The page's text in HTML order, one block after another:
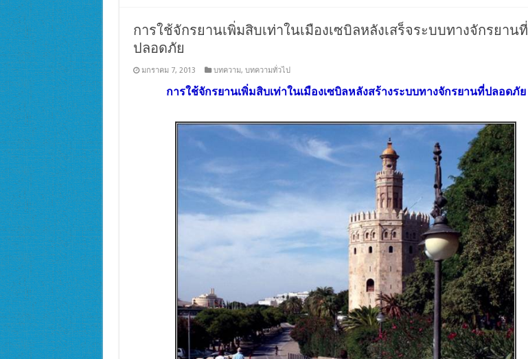
การใช้จักรยานเพิ่มสิบเท่าในเมืองเซบิลหลังเสร็จระบบทางจักรยานที่
ปลอดภัย
มกราคม 7, 2013 บทความ, บทความทั่วไป
การใช้จักรยานเพิ่มสิบเท่าในเมืองเซบิลหลังสร้างระบบทางจักรยานที่ปลอดภัย